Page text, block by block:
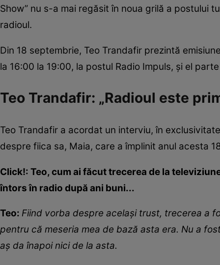
Show” nu s-a mai regăsit în noua grilă a postului
radioul.
Din 18 septembrie, Teo Trandafir prezintă
la 16:00 la 19:00, la postul Radio Impuls, și el
Teo Trandafir: „Radioul este
Teo Trandafir a acordat un interviu, în
despre fiica sa, Maia, care a împlinit anul acesta
Click!: Teo, cum ai făcut trecerea de la
întors în radio după ani buni...
Teo: Fiind vorba despre același trust, trecerea a
pentru că meseria mea de bază asta era. Nu a
aș da înapoi nici de la asta.